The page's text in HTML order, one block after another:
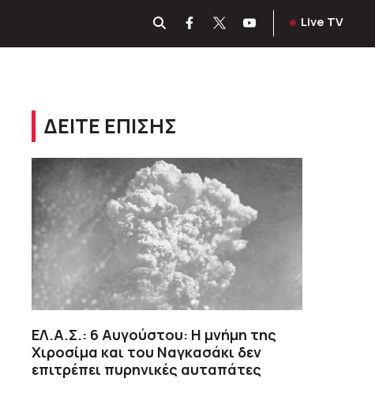
Live TV
ΔΕΙΤΕ ΕΠΙΣΗΣ
ΕΛ.Α.Σ.: 6 Αυγούστου: Η μνήμη της
Χιροσίμα και του Ναγκασάκι δεν
επιτρέπει πυρηνικές αυταπάτες